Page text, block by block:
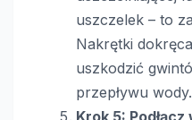
uszczelek – to
Nakrętki
uszkodzić
przepływu wody.
Krok 5: